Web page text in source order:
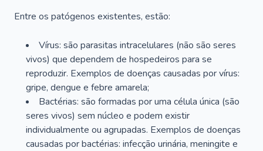
Entre os patógenos existentes, estão:
Vírus: são parasitas intracelulares (não são seres
vivos) que dependem de hospedeiros para se
reproduzir. Exemplos de doenças causadas por vírus:
gripe, dengue e febre amarela;
Bactérias: são formadas por uma célula única (são
seres vivos) sem núcleo e podem existir
individualmente ou agrupadas. Exemplos de doenças
causadas por bactérias: infecção urinária, meningite e